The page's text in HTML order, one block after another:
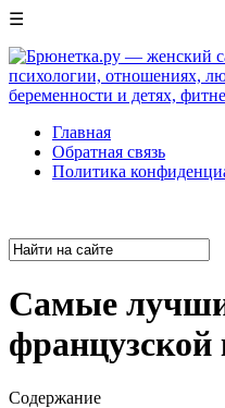
☰
Главная
Обратная связь
Политика
Самые
французской
Содержание